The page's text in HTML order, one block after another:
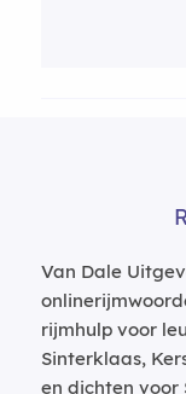
Van Dale
rijmhulp voor
Sinterklaas,
en dichten voor